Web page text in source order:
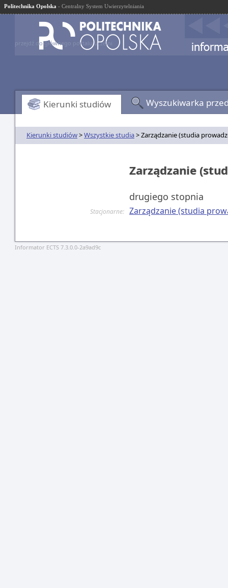
Politechnika Opolska - Centralny System Uwierzytelniania
przejdź do głównego portalu uczelni
Kierunki studiów Wyszukiwarka
Kierunki studiów>Wszystkie studia> Zarządzanie (studia
Zarządzanie
drugiego stopnia
Stacjonarne: Zarządzanie (studia
Informator ECTS 7.3.0.0-2a9ad9c